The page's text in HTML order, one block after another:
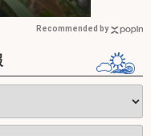
Recommended by